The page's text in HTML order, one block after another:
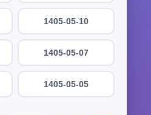
1405-05-10
1405-05-07
1405-05-05